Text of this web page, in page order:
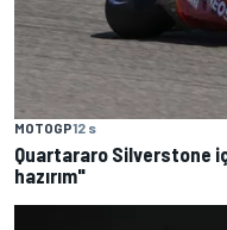
MOTOGP12 s
Quartararo Silverstone
hazırım"